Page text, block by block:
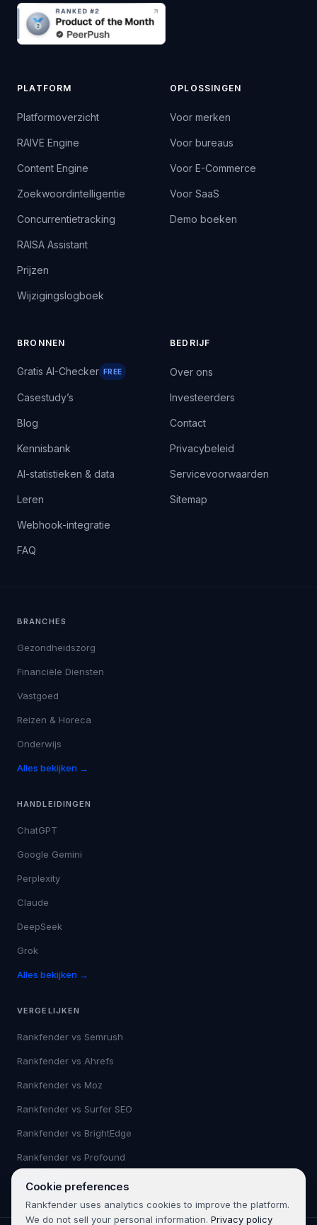
PLATFORM
Platformoverzicht
RAIVE Engine
Content Engine
Zoekwoordintelligentie
Concurrentietracking
RAISA Assistant
Prijzen
Wijzigingslogboek
OPLOSSINGEN
Voor merken
Voor bureaus
Voor E-Commerce
Voor SaaS
Demo boeken
BRONNEN
Gratis AI-Checker FREE
Casestudy’s
Blog
Kennisbank
AI-statistieken & data
Leren
Webhook-integratie
FAQ
BEDRIJF
Over ons
Investeerders
Contact
Privacybeleid
Servicevoorwaarden
Sitemap
BRANCHES
Gezondheidszorg
Financiële Diensten
Vastgoed
Reizen & Horeca
Onderwijs
Alles bekijken →
HANDLEIDINGEN
ChatGPT
Google Gemini
Perplexity
Claude
DeepSeek
Grok
Alles bekijken →
VERGELIJKEN
Rankfender vs Semrush
Rankfender vs Ahrefs
Rankfender vs Moz
Rankfender vs Surfer SEO
Rankfender vs BrightEdge
Rankfender vs Profound
Alles bekijken →
Cookie preferences
Rankfender uses analytics cookies to improve the platform.
We do not sell your personal information. Privacy policy